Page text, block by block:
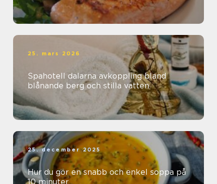
25. mars 2026
Spahotell dalarna avkoppling bland
blånande berg och stilla vatten
25. december 2025
Hur du gör en snabb och enkel soppa på
10 minuter